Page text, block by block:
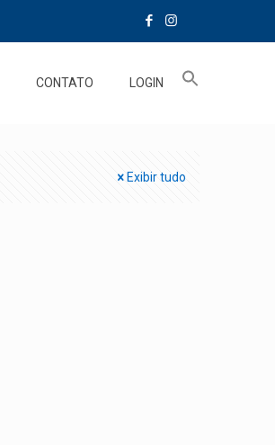
CONTATO LOGIN
Exibir tudo